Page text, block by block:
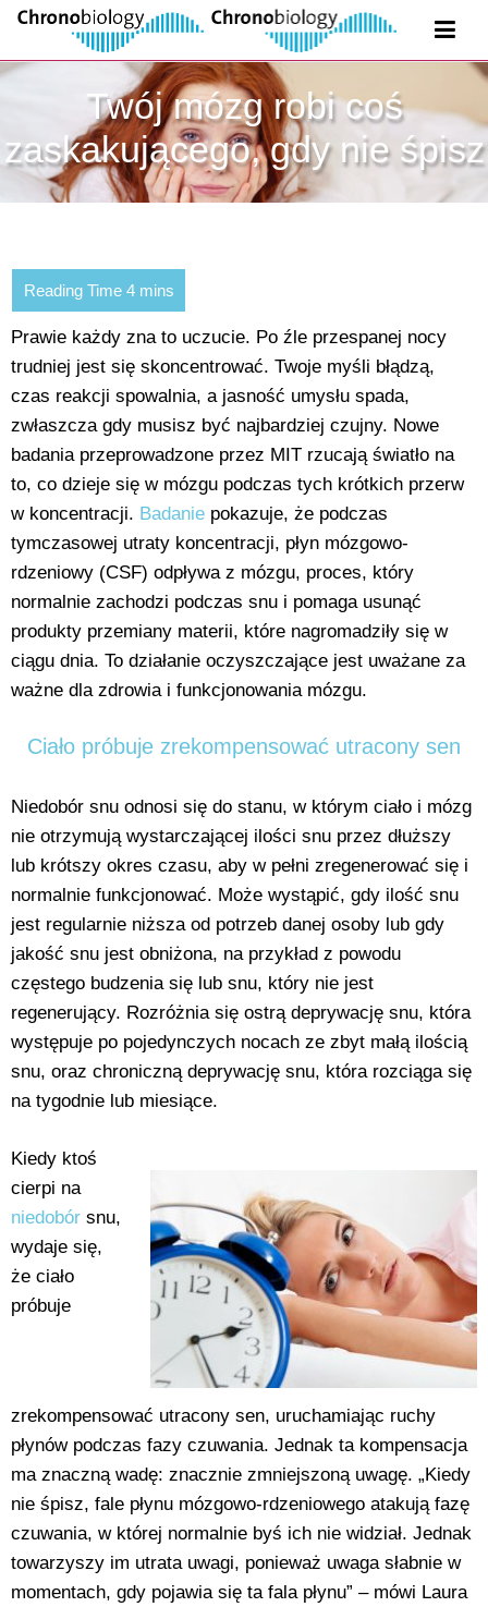
Twój mózg robi coś
zaskakującego, gdy nie śpisz
Prawie każdy zna to uczucie. Po źle przespanej nocy
trudniej jest się skoncentrować. Twoje myśli błądzą,
czas reakcji spowalnia, a jasność umysłu spada,
zwłaszcza gdy musisz być najbardziej czujny. Nowe
badania przeprowadzone przez MIT rzucają światło na
to, co dzieje się w mózgu podczas tych krótkich przerw
w koncentracji. Badanie pokazuje, że podczas
tymczasowej utraty koncentracji, płyn mózgowo-
rdzeniowy (CSF) odpływa z mózgu, proces, który
normalnie zachodzi podczas snu i pomaga usunąć
produkty przemiany materii, które nagromadziły się w
ciągu dnia. To działanie oczyszczające jest uważane za
ważne dla zdrowia i funkcjonowania mózgu.
Ciało próbuje zrekompensować utracony sen
Niedobór snu odnosi się do stanu, w którym ciało i mózg
nie otrzymują wystarczającej ilości snu przez dłuższy
lub krótszy okres czasu, aby w pełni zregenerować się i
normalnie funkcjonować. Może wystąpić, gdy ilość snu
jest regularnie niższa od potrzeb danej osoby lub gdy
jakość snu jest obniżona, na przykład z powodu
częstego budzenia się lub snu, który nie jest
regenerujący. Rozróżnia się ostrą deprywację snu, która
występuje po pojedynczych nocach ze zbyt małą ilością
snu, oraz chroniczną deprywację snu, która rozciąga się
na tygodnie lub miesiące.
Kiedy ktoś
cierpi na
niedobór snu,
wydaje się,
że ciało
próbuje
zrekompensować utracony sen, uruchamiając ruchy
płynów podczas fazy czuwania. Jednak ta kompensacja
ma znaczną wadę: znacznie zmniejszoną uwagę. „Kiedy
nie śpisz, fale płynu mózgowo-rdzeniowego atakują fazę
czuwania, w której normalnie byś ich nie widział. Jednak
towarzyszy im utrata uwagi, ponieważ uwaga słabnie w
momentach, gdy pojawia się ta fala płynu” – mówi Laura